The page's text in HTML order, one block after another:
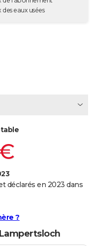
des eaux usées
déclarés en 2023 dans
?